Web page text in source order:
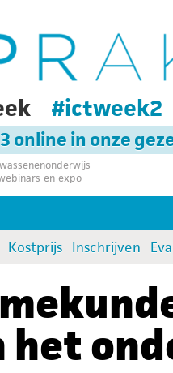
#ictweek2
online in onze
en expo
Kostprijs Inschrijven
het